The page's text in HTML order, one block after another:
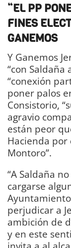
“EL PP
FINES
GANEMOS
Y Ganemos
“con Saldaña
“conexión
poner palos
Consistorio,
agravio
están peor
Hacienda por
Montoro”.
“A Saldaña
cargarse
perjudicar a
ambición de
y en este